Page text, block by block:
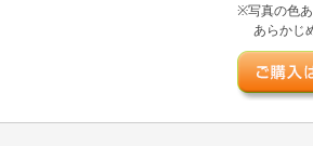
※写真の色
あらかじ